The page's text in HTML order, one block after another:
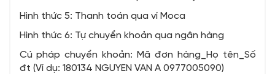
Hình thức 5: Thanh toán qua ví Moca
Hình thức 6: Tự chuyển khoản qua ngân hàng
Cú pháp chuyển khoản: Mã đơn hàng_Họ tên_Số
đt (Ví dụ: 180134 NGUYEN VAN A 0977005090)